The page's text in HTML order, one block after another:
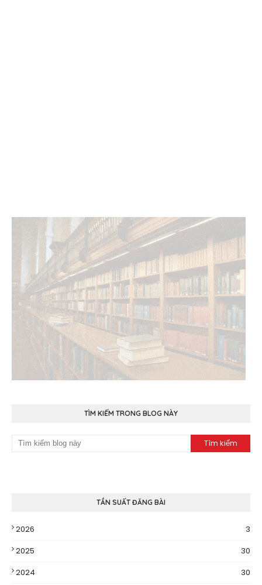
TÌM KIẾM TRONG BLOG NÀY
TẦN SUẤT ĐĂNG BÀI
2026
3
2025
30
2024
30